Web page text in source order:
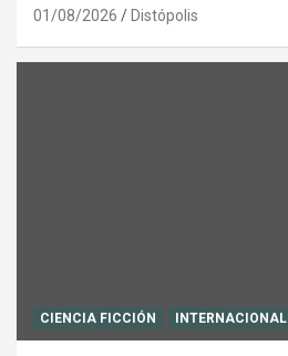
01/08/2026 Distópolis
CIENCIA FICCIÓN INTERNACIONAL